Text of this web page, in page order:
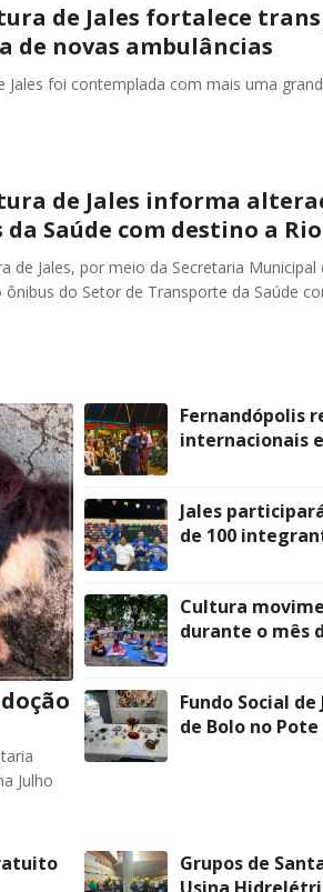
de Jales fortalece
de novas ambulâncias
Jales foi contemplada com mais uma
de Jales informa
da Saúde com destino a
de Jales, por meio da Secretaria
ônibus do Setor de Transporte da Saúde
Julho
Fernandópolis
internacionais
Jales
de 100
Cultura
durante o mês
Fundo Social
de Bolo no Pote
Grupos de